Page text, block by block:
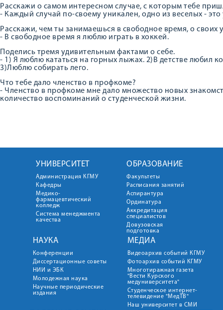
Расскажи о самом интересном случае, с которым тебе
- Каждый случай по-своему уникален, одно из веселых -
Расскажи, чем ты занимаешься в свободное время, о своих
- В свободное время я люблю играть в хоккей.
Поделись тремя удивительным фактами о себе.
- 1) Я люблю кататься на горных лыжах. 2)В детстве любил
3)Люблю собирать лего.
Что тебе дало членство в профкоме?
- Членство в профкоме мне дало множество новых
количество воспоминаний о студенческой жизни.
УНИВЕРСИТЕТ
Администрация КГМУ
Кафедры
Медико-
фармацевтический
колледж
Система менеджмента
качества
ОБРАЗОВАНИЕ
Факультеты
Расписания занятий
Аспирантура
Ординатура
Аккредитация
специалистов
Довузовская
подготовка
НАУКА
Конференции
Диссертационные советы
НИИ и ЭБК
Молодежная наука
Научные периодические
издания
МЕДИА
Видеоархив событий КГМУ
Фотоархив событий КГМУ
Многотиражная газета
"Вести Курского
медуниверситета"
Студенческое интернет-
телевидение "МедТВ"
Наш университет в СМИ